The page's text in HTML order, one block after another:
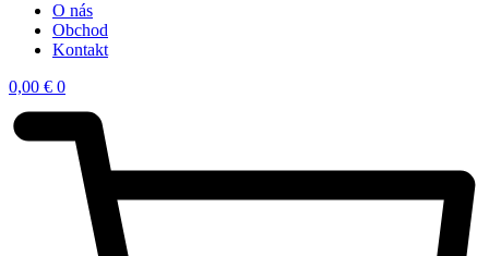
O nás
Obchod
Kontakt
0,00 € 0